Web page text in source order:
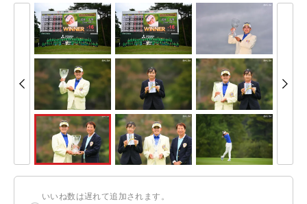
いいね数は遅れて追加されます。